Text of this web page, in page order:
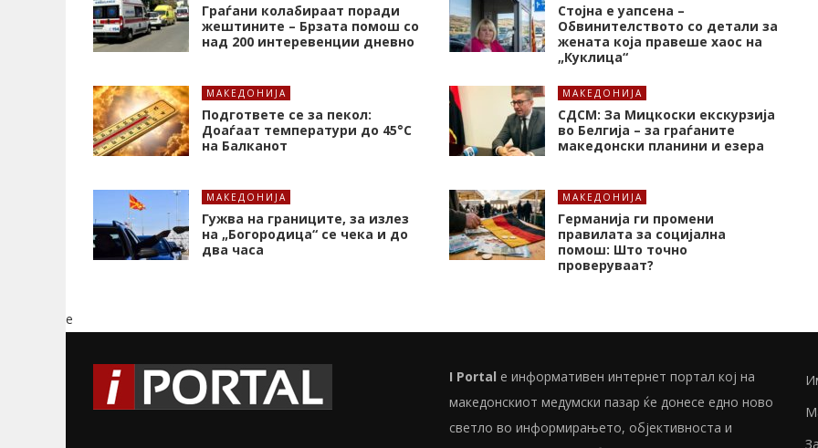
Граѓани колабираат поради
жештините – Брзата помош со
над 200 интеревенции дневно
Стојна е уапсена –
Обвинителството со детали за
жената која правеше хаос на
„Куклица“
МАКЕДОНИЈА
Подгответе се за пекол:
Доаѓаат температури до 45°C
на Балканот
МАКЕДОНИЈА
СДСМ: За Мицкоски екскурзија
во Белгија – за граѓаните
македонски планини и езера
МАКЕДОНИЈА
Гужва на границите, за излез
на „Богородица“ се чека и до
два часа
МАКЕДОНИЈА
Германија ги промени
правилата за социјална
помош: Што точно
проверуваат?
e
I Portal е информативен интернет портал кој на
македонскиот медумски пазар ќе донесе едно ново
светло во информирањето, објективноста и